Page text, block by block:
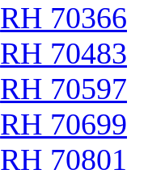
RH 70366
RH 70483
RH 70597
RH 70699
RH 70801